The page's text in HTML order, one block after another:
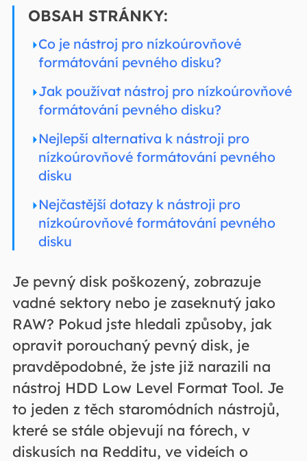
OBSAH STRÁNKY:
Co je nástroj pro nízkoúrovňové
formátování pevného disku?
Jak používat nástroj pro nízkoúrovňové
formátování pevného disku?
Nejlepší alternativa k nástroji pro
nízkoúrovňové formátování pevného
disku
Nejčastější dotazy k nástroji pro
nízkoúrovňové formátování pevného
disku
Je pevný disk poškozený, zobrazuje
vadné sektory nebo je zaseknutý jako
RAW? Pokud jste hledali způsoby, jak
opravit porouchaný pevný disk, je
pravděpodobné, že jste již narazili na
nástroj HDD Low Level Format Tool. Je
to jeden z těch staromódních nástrojů,
které se stále objevují na fórech, v
diskusích na Redditu, ve videích o